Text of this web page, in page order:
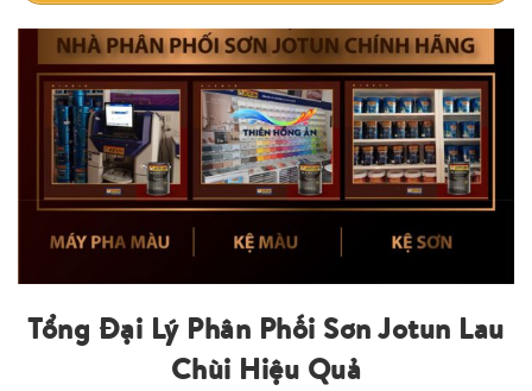
Tổng Đại Lý Phân Phối Sơn Jotun Lau
Chùi Hiệu Quả